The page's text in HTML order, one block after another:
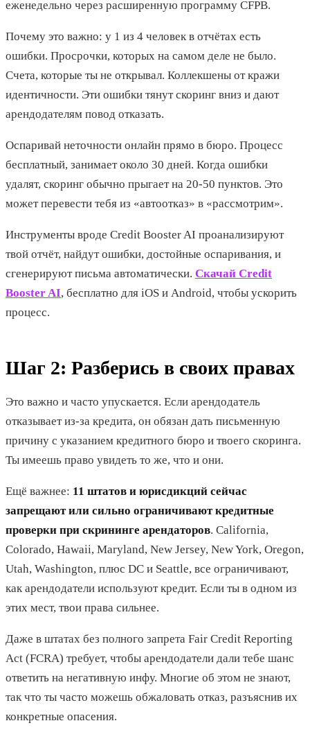
еженедельно через расширенную программу CFPB.
Почему это важно: у 1 из 4 человек в отчётах есть
ошибки. Просрочки, которых на самом деле не было.
Счета, которые ты не открывал. Коллекшены от кражи
идентичности. Эти ошибки тянут скоринг вниз и дают
арендодателям повод отказать.
Оспаривай неточности онлайн прямо в бюро. Процесс
бесплатный, занимает около 30 дней. Когда ошибки
удалят, скоринг обычно прыгает на 20-50 пунктов. Это
может перевести тебя из «автоотказ» в «рассмотрим».
Инструменты вроде Credit Booster AI проанализируют
твой отчёт, найдут ошибки, достойные оспаривания, и
сгенерируют письма автоматически. Скачай Credit
Booster AI, бесплатно для iOS и Android, чтобы ускорить
процесс.
Шаг 2: Разберись в своих правах
Это важно и часто упускается. Если арендодатель
отказывает из-за кредита, он обязан дать письменную
причину с указанием кредитного бюро и твоего скоринга.
Ты имеешь право увидеть то же, что и они.
Ещё важнее: 11 штатов и юрисдикций сейчас
запрещают или сильно ограничивают кредитные
проверки при скрининге арендаторов. California,
Colorado, Hawaii, Maryland, New Jersey, New York, Oregon,
Utah, Washington, плюс DC и Seattle, все ограничивают,
как арендодатели используют кредит. Если ты в одном из
этих мест, твои права сильнее.
Даже в штатах без полного запрета Fair Credit Reporting
Act (FCRA) требует, чтобы арендодатели дали тебе шанс
ответить на негативную инфу. Многие об этом не знают,
так что ты часто можешь обжаловать отказ, разъяснив их
конкретные опасения.